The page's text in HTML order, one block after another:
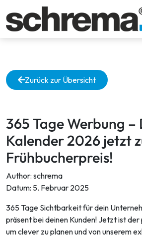
Zurück zur Übersicht
365 Tage Werbung –
Kalender 2026 jetzt
Frühbucherpreis!
Author: schrema
Datum: 5. Februar 2025
365 Tage Sichtbarkeit für dein
präsent bei deinen Kunden! Jetzt ist
um clever zu planen und von unserem